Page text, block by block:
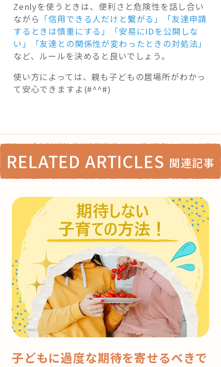
Zenlyを使うときは、便利さと危険性を話し合い
ながら 「信用できる人だけと繋がる」「友達申請
するときは慎重にする」「安易にIDを公開しな
い」「友達との関係性が変わったときの対処法」
など、ルールを決めると良いでしょう。
使い方によっては、親も子どもの居場所がわかっ
て安心できますよ(#^^#)
RELATED ARTICLES 関連記事
子どもに過度な期待を寄せるべきで